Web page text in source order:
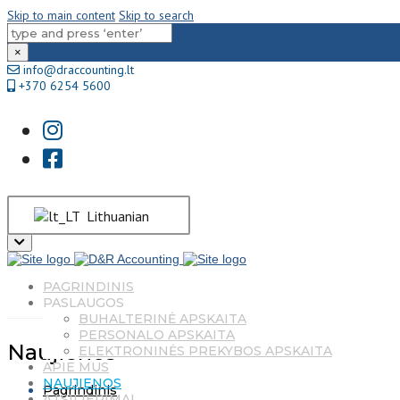
Skip to main content Skip to search
×
info@draccounting.lt
+370 6254 5600
Lithuanian
Close
top
bar
PAGRINDINIS
PASLAUGOS
BUHALTERINĖ APSKAITA
PERSONALO APSKAITA
ELEKTRONINĖS PREKYBOS APSKAITA
APIE MUS
NAUJIENOS
Naujienos
Pagrindinis